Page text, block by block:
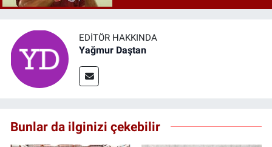
EDITÖR HAKKINDA
Yağmur Daştan
Bunlar da ilginizi çekebilir